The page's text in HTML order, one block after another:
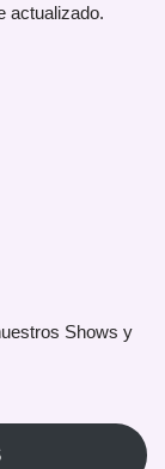
actualizado.
Shows y